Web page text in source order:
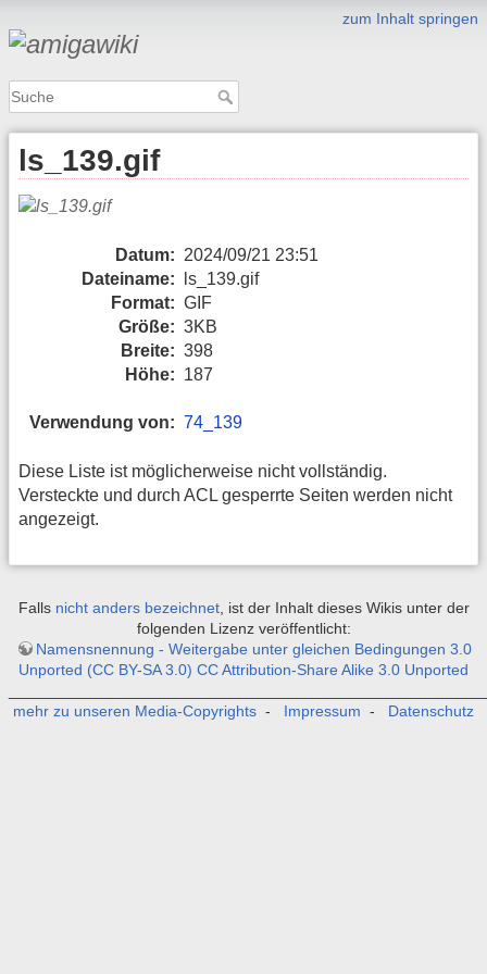
zum Inhalt springen
ls_139.gif
Datum: 2024/09/21 23:51
Dateiname:
ls_139.gif
Format: GIF
Größe: 3KB
Breite: 398
Höhe: 187
Verwendung von: 74_139
Diese Liste ist möglicherweise nicht vollständig.
Versteckte und durch ACL gesperrte Seiten werden nicht
angezeigt.
Falls nicht anders bezeichnet, ist der Inhalt dieses Wikis unter der
folgenden Lizenz veröffentlicht:
Namensnennung - Weitergabe unter gleichen Bedingungen 3.0
Unported (CC BY-SA 3.0) CC Attribution-Share Alike 3.0 Unported
mehr zu unseren Media-Copyrights - Impressum - Datenschutz